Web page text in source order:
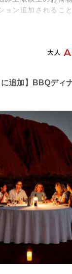
ョン追加されるこ
大人
に追加】BBQディ